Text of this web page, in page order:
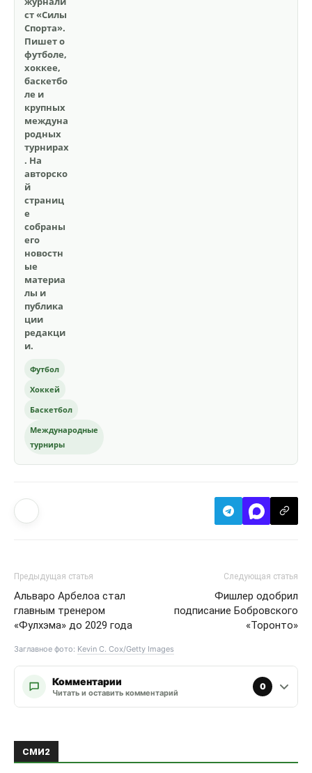
ст «Силы
Спорта».
Пишет о
футболе,
хоккее,
баскетбо
ле и
крупных
междуна
родных
турнирах
. На
авторско
й
страниц
е
собраны
его
новостн
ые
материа
лы и
публика
ции
редакци
и.
Футбол
Хоккей
Баскетбол
Международные
турниры
Предыдущая статья
Альваро Арбелоа стал
главным тренером
«Фулхэма» до 2029 года
Следующая статья
Фишлер одобрил
подписание Бобровского
«Торонто»
Заглавное фото: Kevin C. Cox/Getty Images
Комментарии
Читать и оставить комментарий
0
СМИ2